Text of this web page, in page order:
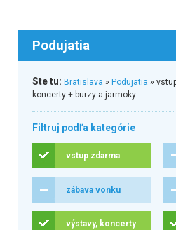
Podujatia
Ste tu: Bratislava » Podujatia »
koncerty + burzy a jarmoky
Filtruj podľa kategórie
vstup zdarma
zábava vonku
výstavy, koncerty